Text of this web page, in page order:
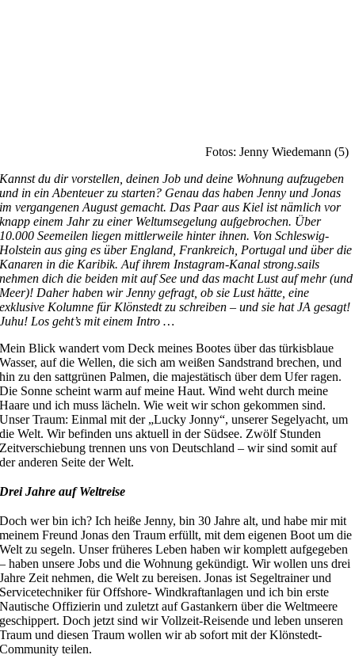
Fotos: Jenny Wiedemann (5)
Kannst du dir vorstellen, deinen Job und deine Wohnung aufzugeben
und in ein Abenteuer zu starten? Genau das haben Jenny und Jonas
im vergangenen August gemacht. Das Paar aus Kiel ist nämlich vor
knapp einem Jahr zu einer Weltumsegelung aufgebrochen. Über
10.000 Seemeilen liegen mittlerweile hinter ihnen. Von Schleswig-
Holstein aus ging es über England, Frankreich, Portugal und über die
Kanaren in die Karibik. Auf ihrem Instagram-Kanal strong.sails
nehmen dich die beiden mit auf See und das macht Lust auf mehr (und
Meer)! Daher haben wir Jenny gefragt, ob sie Lust hätte, eine
exklusive Kolumne für Klönstedt zu schreiben – und sie hat JA gesagt!
Juhu! Los geht’s mit einem Intro …
Mein Blick wandert vom Deck meines Bootes über das türkisblaue
Wasser, auf die Wellen, die sich am weißen Sandstrand brechen, und
hin zu den sattgrünen Palmen, die majestätisch über dem Ufer ragen.
Die Sonne scheint warm auf meine Haut. Wind weht durch meine
Haare und ich muss lächeln. Wie weit wir schon gekommen sind.
Unser Traum: Einmal mit der „Lucky Jonny“, unserer Segelyacht, um
die Welt. Wir befinden uns aktuell in der Südsee. Zwölf Stunden
Zeitverschiebung trennen uns von Deutschland – wir sind somit auf
der anderen Seite der Welt.
Drei Jahre auf Weltreise
Doch wer bin ich? Ich heiße Jenny, bin 30 Jahre alt, und habe mir mit
meinem Freund Jonas den Traum erfüllt, mit dem eigenen Boot um die
Welt zu segeln. Unser früheres Leben haben wir komplett aufgegeben
– haben unsere Jobs und die Wohnung gekündigt. Wir wollen uns drei
Jahre Zeit nehmen, die Welt zu bereisen. Jonas ist Segeltrainer und
Servicetechniker für Offshore- Windkraftanlagen und ich bin erste
Nautische Offizierin und zuletzt auf Gastankern über die Weltmeere
geschippert. Doch jetzt sind wir Vollzeit-Reisende und leben unseren
Traum und diesen Traum wollen wir ab sofort mit der Klönstedt-
Community teilen.